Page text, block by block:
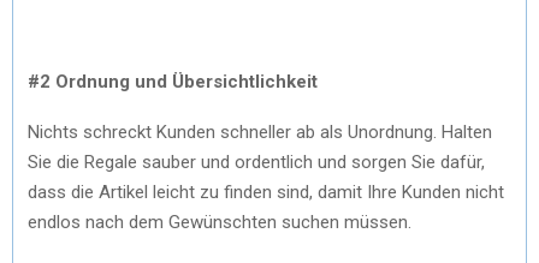
#2 Ordnung und Übersichtlichkeit
Nichts schreckt Kunden schneller ab als Unordnung. Halten
Sie die Regale sauber und ordentlich und sorgen Sie dafür,
dass die Artikel leicht zu finden sind, damit Ihre Kunden nicht
endlos nach dem Gewünschten suchen müssen.